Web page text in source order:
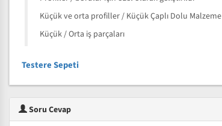
Küçük ve orta profiller / Küçük Çaplı Dolu Malzeme
Küçük / Orta iş parçaları
Testere Sepeti
Soru Cevap